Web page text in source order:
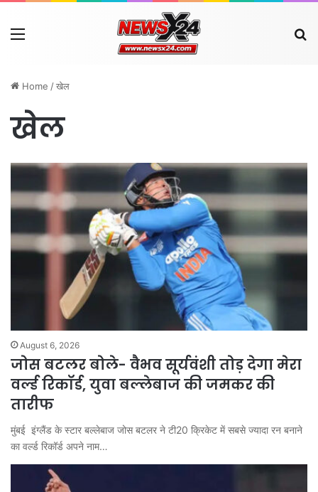
Menu
Home /खेल
खेल
August 6, 2026
जोस बटलर बोले- वैभव सूर्यवंशी तोड़ देगा मेरा
वर्ल्ड रिकॉर्ड, युवा बल्लेबाज की जमकर की
तारीफ
मुंबई इंग्लैंड के स्टार बल्लेबाज जोस बटलर ने टी20 क्रिकेट में सबसे ज्यादा रन बनाने
का वर्ल्ड रिकॉर्ड अपने नाम…